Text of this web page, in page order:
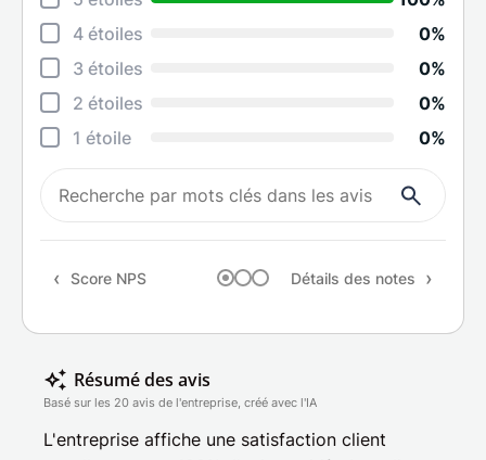
4 étoiles
0%
3 étoiles
0%
2 étoiles
0%
1 étoile
0%
Score NPS Détails des notes
Résumé des avis
Basé sur les 20 avis de l'entreprise, créé avec l'IA
L'entreprise affiche une satisfaction client